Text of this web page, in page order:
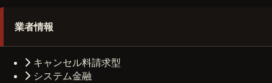
業者情報
キャンセル料請求型
システム金融